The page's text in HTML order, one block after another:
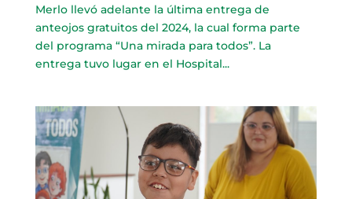
Merlo llevó adelante la última entrega de
anteojos gratuitos del 2024, la cual forma parte
del programa “Una mirada para todos”. La
entrega tuvo lugar en el Hospital...